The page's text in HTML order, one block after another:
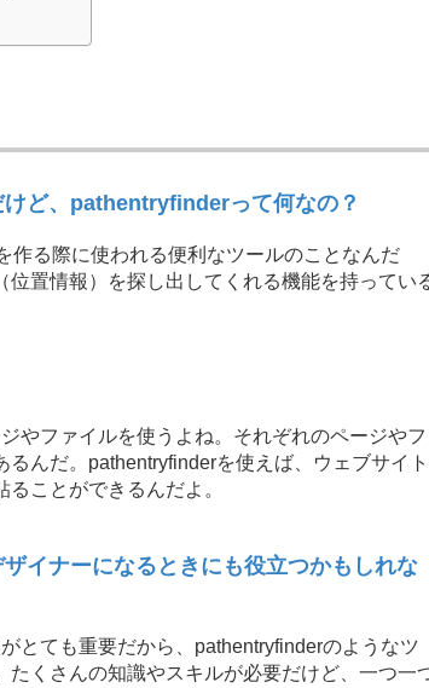
ど、pathentryfinderって何なの？
作る際に使われる便利なツールのことなんだ
置情報）を探し出してくれる機能を持ってい
やファイルを使うよね。それぞれのページやフ
んだ。pathentryfinderを使えば、ウェブサイト
ことができるんだよ。
イナーになるときにも役立つかもしれな
とても重要だから、pathentryfinderのようなツ
くさんの知識やスキルが必要だけど、一つ一